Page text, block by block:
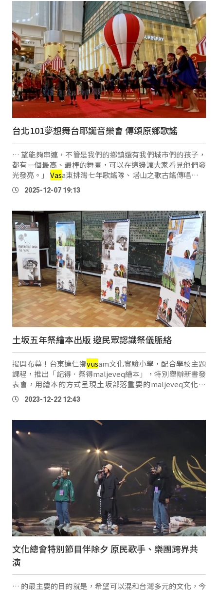
台北101夢想舞台耶誕音樂會 傳頌原鄉歌謠
… 望能夠串連，不管是我們的鄉鎮還有我們城市們的孩子，
都有一個最高、最棒的舞臺，可以在這邊讓大家看見他們發
光發亮。」 Vasa東排灣七年歌謠隊、塔山之歌古謠傳唱、彩
虹古謠隊，等多間原鄉學校，即日起的周末，在台北101分
享來自原鄉的樂舞魅力 …
2025-12-07 19:13
土坂五年祭繪本出版 邀民眾認識祭儀脈絡
揭開布幕！台東達仁鄉vusam文化實驗小學，配合學校主題
課程，推出「記得．祭得maljeveq繪本」，特別舉辦新書發
表會，用繪本的方式呈現土坂部落重要的maljeveq文化祭
儀，讓閱讀民眾透過繪本了解整個儀式脈絡。 土坂部落居民
cudjuy：「可以看到他們的學習領域已經不 …
2023-12-22 12:43
文化總會特別節目伴除夕 原民歌手、樂團跨界共
演
… 的最主要的目的就是，希望可以混和台灣多元的文化，今